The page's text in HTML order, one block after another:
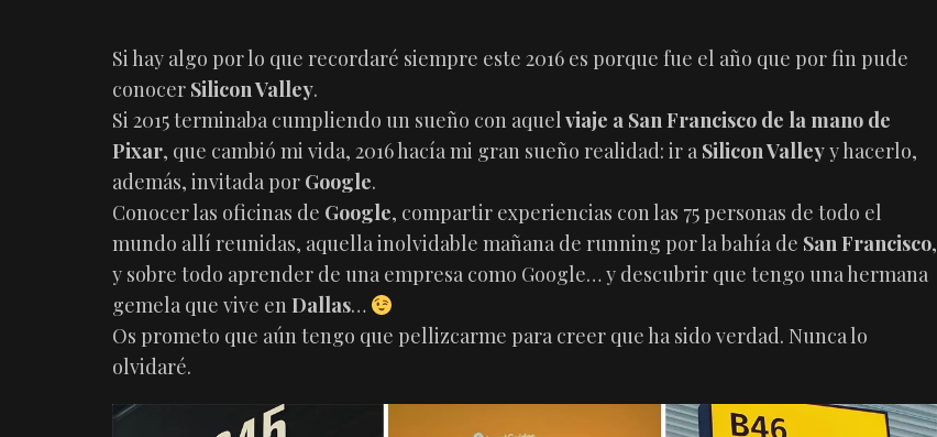
Si hay algo por lo que recordaré siempre este 2016 es porque fue el año que por fin pude
conocer Silicon Valley.
Si 2015 terminaba cumpliendo un sueño con aquelviaje a San Francisco de la mano de
Pixar, que cambió mi vida, 2016 hacía mi gran sueño realidad: ir a Silicon Valleyy hacerlo,
además, invitada por Google.
Conocer las oficinas de Google, compartir experiencias con las 75 personas de todo el
mundo allí reunidas, aquella inolvidable mañana de running por la bahía de San Francisco,
y sobre todo aprender de una empresa como Google… y descubrir que tengo una hermana
gemela que vive en Dallas…
Os prometo que aún tengo que pellizcarme para creer que ha sido verdad. Nunca lo
olvidaré.